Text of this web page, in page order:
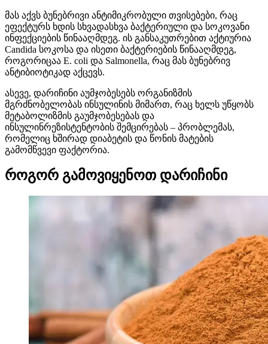
მას აქვს ბუნებრივი ანტიმიკრობული თვისებები, რაც
ეფექტურს ხდის სხვადასხვა ბაქტერიული და სოკოვანი
ინფექციების წინააღმდეგ. ის განსაკუთრებით აქტიურია
Candida სოკოსა და ისეთი ბაქტერიების წინააღმდეგ,
როგორიცაა E. coli და Salmonella, რაც მას ბუნებრივ
ანტიბიოტიკად აქცევს.
ასევე, დარიჩინი აუმჯობესებს ორგანიზმის
მგრძნობელობას ინსულინის მიმართ, რაც ხელს უწყობს
მეტაბოლიზმის გაუმჯობესებას და
ინსულინრეზისტენტობის შემცირებას – პრობლემას,
რომელიც ხშირად დიაბეტის და წონის მატების
გამომწვევი ფაქტორია.
როგორ გამოვიყენოთ დარიჩინი